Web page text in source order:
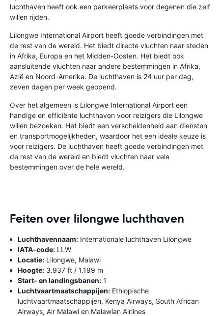
luchthaven heeft ook een parkeerplaats voor degenen die zelf
willen rijden.
Lilongwe International Airport heeft goede verbindingen met
de rest van de wereld. Het biedt directe vluchten naar steden
in Afrika, Europa en het Midden-Oosten. Het biedt ook
aansluitende vluchten naar andere bestemmingen in Afrika,
Azië en Noord-Amerika. De luchthaven is 24 uur per dag,
zeven dagen per week geopend.
Over het algemeen is Lilongwe International Airport een
handige en efficiënte luchthaven voor reizigers die Lilongwe
willen bezoeken. Het biedt een verscheidenheid aan diensten
en transportmogelijkheden, waardoor het een ideale keuze is
voor reizigers. De luchthaven heeft goede verbindingen met
de rest van de wereld en biedt vluchten naar vele
bestemmingen over de hele wereld.
Feiten over lilongwe luchthaven
Luchthavennaam: Internationale luchthaven Lilongwe
IATA-code: LLW
Locatie: Lilongwe, Malawi
Hoogte: 3.937 ft / 1.199 m
Start- en landingsbanen: 1
Luchtvaartmaatschappijen: Ethiopische
luchtvaartmaatschappijen, Kenya Airways, South African
Airways, Air Malawi en Malawian Airlines